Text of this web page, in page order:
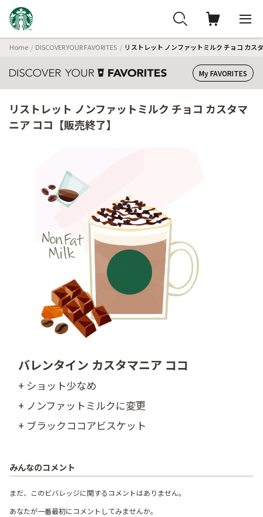
Home DISCOVER YOUR FAVORITES リストレット ノンファットミルク チョコ カス
My FAVORITES
リストレット ノンファットミルク チョコ カスタマ
ニア ココ【販売終了】
バレンタイン カスタマニア ココ
+ ショット少なめ
+ ノンファットミルクに変更
+ ブラックココアビスケット
みんなのコメント
まだ、このビバレッジに関するコメントはありません。
あなたが一番最初にコメントしてみませんか。